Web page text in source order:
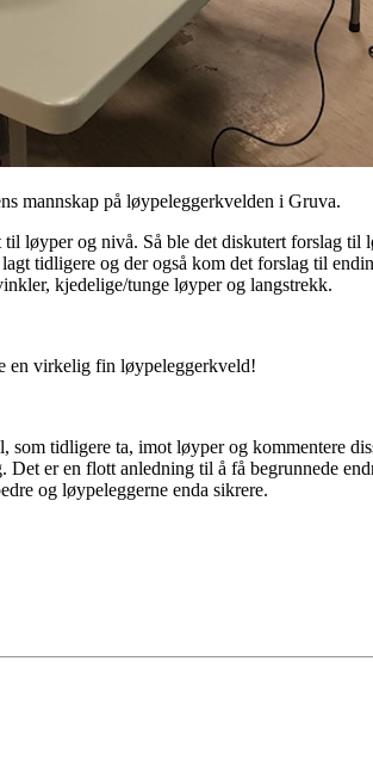
mannskap på løypeleggerkvelden i Gruva.
løyper og nivå. Så ble det diskutert forslag til
tidligere og der også kom det forslag til
kjedelige/tunge løyper og langstrekk.
en virkelig fin løypeleggerkveld!
som tidligere ta, imot løyper og kommentere
Det er en flott anledning til å få begrunnede
og løypeleggerne enda sikrere.